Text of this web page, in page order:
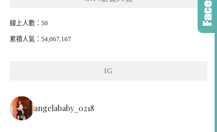
線上人數：50
累積人氣：54,067,167
IG
angelababy_0218